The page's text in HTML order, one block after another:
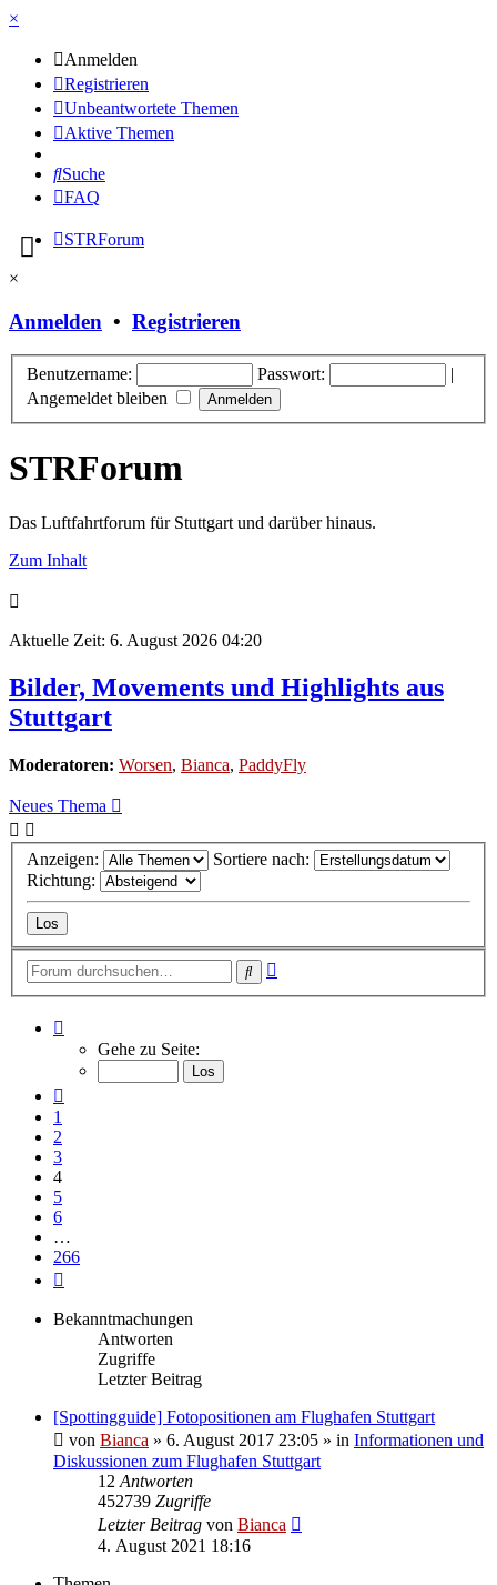
×
Anmelden
Registrieren
Unbeantwortete Themen
Aktive Themen
Suche
FAQ
STRForum
×
Anmelden • Registrieren
Benutzername: Passwort:
|
Angemeldet bleiben
STRForum
Das Luftfahrtforum für Stuttgart und darüber hinaus.
Zum Inhalt
Aktuelle Zeit: 6. August 2026 04:20
Bilder, Movements und Highlights aus
Stuttgart
Moderatoren: Worsen, Bianca, PaddyFly
Neues Thema
Anzeigen:
Sortiere nach:
Richtung:
Suche
von
Gehe zu Seite:
1
2
3
4
5
6
…
266
Bekanntmachungen
Antworten
Zugriffe
Letzter Beitrag
[Spottingguide] Fotopositionen am Flughafen Stuttgart
von Bianca » 6. August 2017 23:05 » in Informationen und
Diskussionen zum Flughafen Stuttgart
12 Antworten
452739 Zugriffe
Letzter Beitrag von Bianca
4. August 2021 18:16